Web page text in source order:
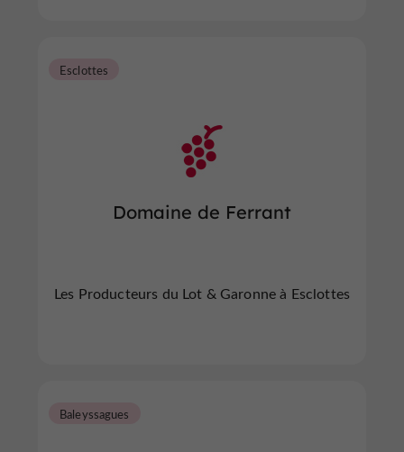
Domaine de Ferrant
Esclottes
Les Producteurs du Lot & Garonne à Esclottes
Baleyssagues